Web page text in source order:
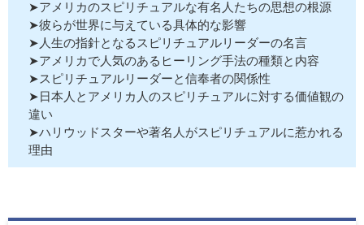
➤アメリカのスピリチュアルな有名人たちの思想の根源
➤彼らが世界に与えている具体的な影響
➤人生の指針となるスピリチュアルリーダーの名言
➤アメリカで人気のあるヒーリング手法の種類と内容
➤スピリチュアルリーダーと信奉者の関係性
➤日本人とアメリカ人のスピリチュアルに対する価値観の
違い
➤ハリウッドスターや著名人がスピリチュアルに惹かれる
理由